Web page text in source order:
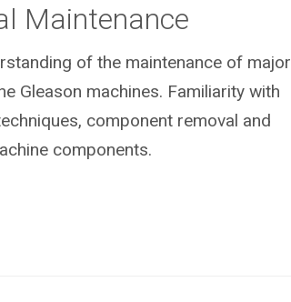
Maintenance
of the maintenance of major
Gleason machines. Familiarity with
component removal and
components.